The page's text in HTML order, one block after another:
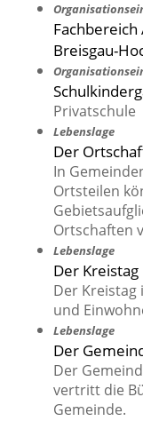
Breisgau-
Privatschule
Lebenslage
Der
In
Ortsteilen
Ortschaften
Lebenslage
Der Kreistag
Der
und
Lebenslage
Der
Der
vertritt die
Gemeinde.